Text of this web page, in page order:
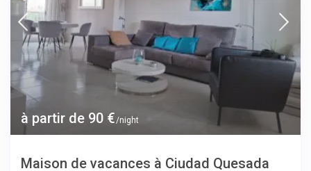
à partir de 90 €/night
Maison de vacances à Ciudad Quesada